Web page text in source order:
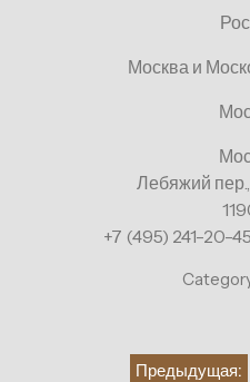
Москва и
Лебяжий
+7 (495) 241-20-
НавигацияПредыдущая: